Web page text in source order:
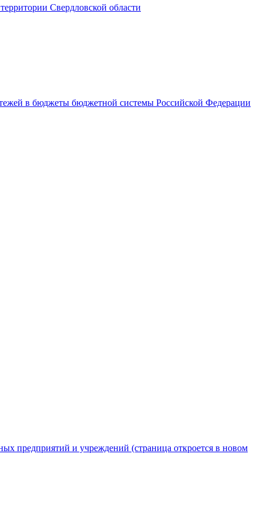
Свердловской области
в бюджеты бюджетной системы Российской Федерации